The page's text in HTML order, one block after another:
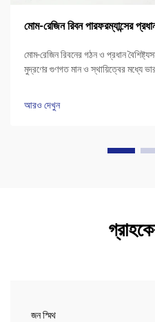
মোম-রেজিন রিবন পারফরম্যান্সের
মোম-রেজিন রিবনের গঠন ও প্রধান
মুদ্রণের গুণগত মান ও স্থায়িত্বের মধ্যে
আরও দেখুন
জন স্মিথ